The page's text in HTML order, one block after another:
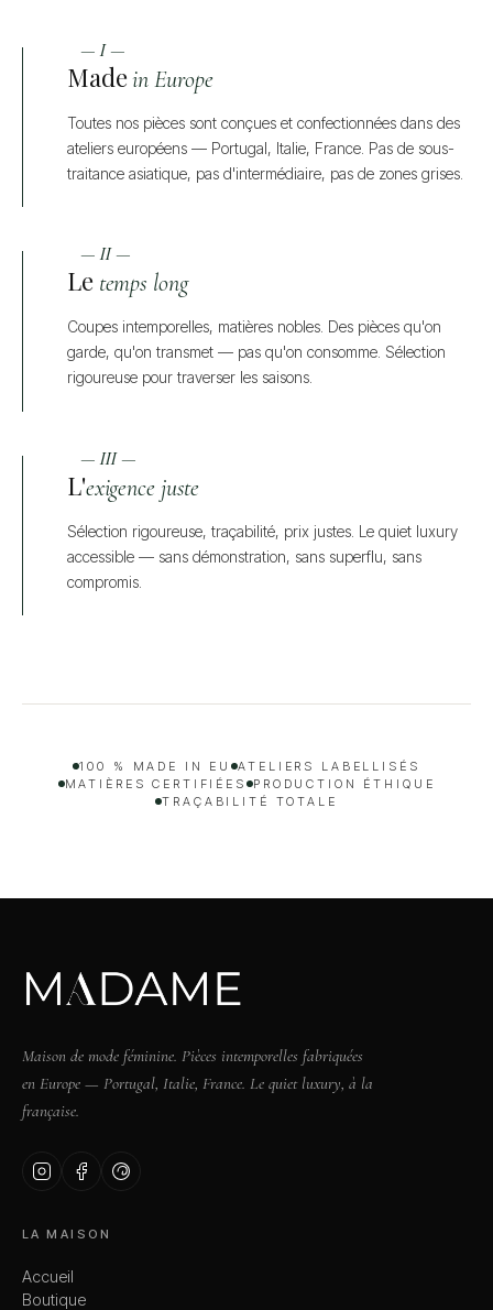
— I —
Madein Europe
Toutes nos pièces sont conçues et confectionnées dans des
ateliers européens — Portugal, Italie, France. Pas de sous-
traitance asiatique, pas d'intermédiaire, pas de zones grises.
— II —
Le temps long
Coupes intemporelles, matières nobles. Des pièces qu'on
garde, qu'on transmet — pas qu'on consomme. Sélection
rigoureuse pour traverser les saisons.
— III —
L'exigence juste
Sélection rigoureuse, traçabilité, prix justes. Le quiet luxury
accessible — sans démonstration, sans superflu, sans
compromis.
100 % MADE IN EU ATELIERS LABELLISÉS
MATIÈRES CERTIFIÉES
PRODUCTION ÉTHIQUE
TRAÇABILITÉ TOTALE
Maison de mode féminine. Pièces intemporelles fabriquées
en Europe — Portugal, Italie, France. Le quiet luxury, à la
française.
LA MAISON
Accueil
Boutique